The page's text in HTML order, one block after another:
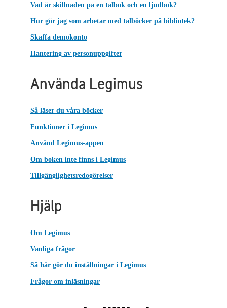
Vad är skillnaden på en talbok och en ljudbok?
Hur gör jag som arbetar med talböcker på bibliotek?
Skaffa demokonto
Hantering av personuppgifter
Använda Legimus
Så läser du våra böcker
Funktioner i Legimus
Använd Legimus-appen
Om boken inte finns i Legimus
Tillgänglighetsredogörelser
Hjälp
Om Legimus
Vanliga frågor
Så här gör du inställningar i Legimus
Frågor om inläsningar